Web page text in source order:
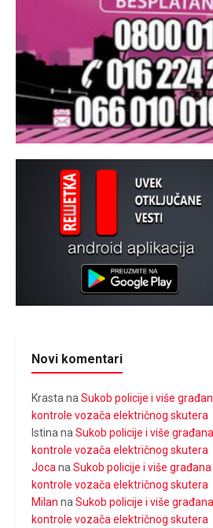
Novi komentari
Krasta na Sukob policije i više
kontrole vozača električnog skutera
Istina na Sukob policije i više
kontrole vozača električnog skutera
Joca na Sukob policije i više
kontrole vozača električnog skutera
Milan na Sukob policije i više
kontrole vozača električnog skutera